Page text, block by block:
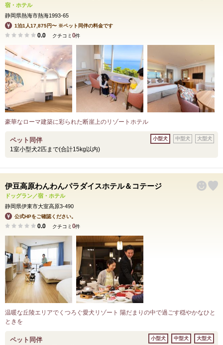
宿・ホテル
静岡県熱海市熱海1993-65
1泊1人17,875円〜 ※ペット同伴の料金です
0.0 クチコミ 0件
豪華なローマ建築に彩られた断崖上のリゾートホテル
ペット同伴
1室小型犬2匹まで(合計15kg以内)
小型犬 中型犬 大型犬
伊豆高原わんわんパラダイスホテル＆コテージ
ドッグラン／宿・ホテル
静岡県伊東市大室高原3-490
公式HPをご確認ください。
0.0 クチコミ 0件
温暖な丘陵エリアでくつろぐ愛犬リゾート 陽だまりの中で過ごす穏やかなひと
ときを
ペット同伴 小型犬 中型犬 大型犬